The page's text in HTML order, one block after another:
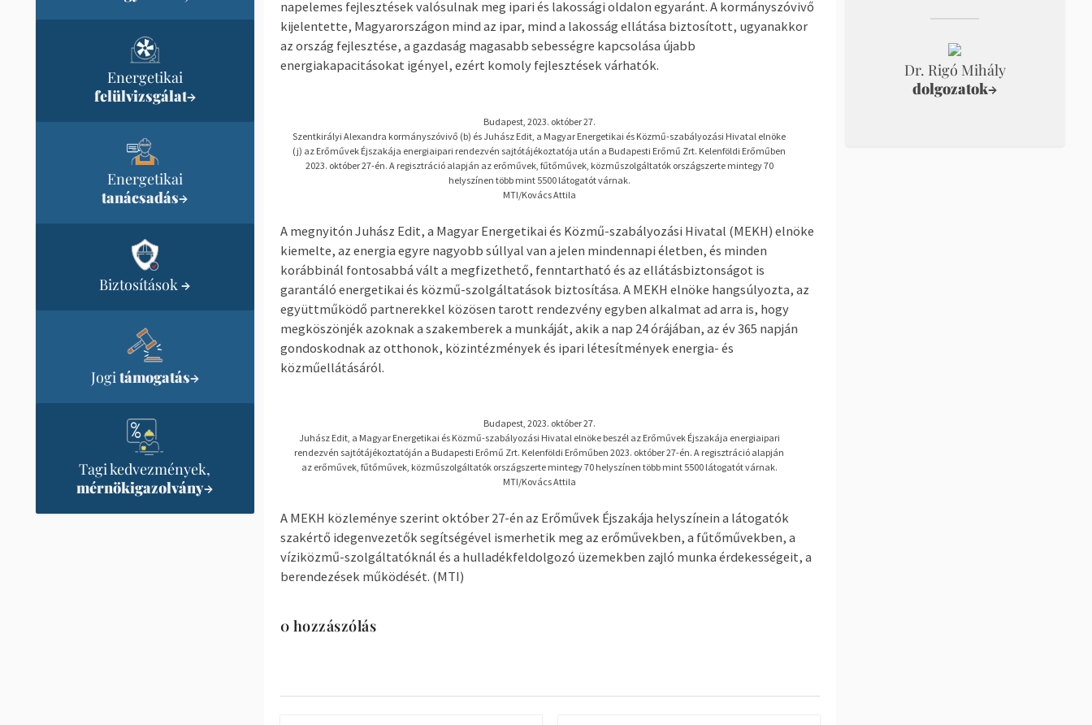
Energetikai
felülvizsgálat→
Energetikai
tanácsadás→
Biztosítások→
Jogi támogatás→
Tagi kedvezmények,
mérnökigazolvány→
napelemes fejlesztések valósulnak meg ipari és lakossági oldalon egyaránt. A kormányszóvivő
kijelentette, Magyarországon mind az ipar, mind a lakosság ellátása biztosított, ugyanakkor
az ország fejlesztése, a gazdaság magasabb sebességre kapcsolása újabb
energiakapacitásokat igényel, ezért komoly fejlesztések várhatók.
Budapest, 2023. október 27.
Szentkirályi Alexandra kormányszóvivő (b) és Juhász Edit, a Magyar Energetikai és Közmű-szabályozási Hivatal elnöke
(j) az Erőművek Éjszakája energiaipari rendezvén sajtótájékoztatója után a Budapesti Erőmű Zrt. Kelenföldi Erőműben
2023. október 27-én. A regisztráció alapján az erőművek, fűtőművek, közműszolgáltatók országszerte mintegy 70
helyszínen több mint 5500 látogatót várnak.
MTI/Kovács Attila
A megnyitón Juhász Edit, a Magyar Energetikai és Közmű-szabályozási Hivatal (MEKH) elnöke
kiemelte, az energia egyre nagyobb súllyal van a jelen mindennapi életben, és minden
korábbinál fontosabbá vált a megfizethető, fenntartható és az ellátásbiztonságot is
garantáló energetikai és közmű-szolgáltatások biztosítása. A MEKH elnöke hangsúlyozta, az
együttműködő partnerekkel közösen tarott rendezvény egyben alkalmat ad arra is, hogy
megköszönjék azoknak a szakemberek a munkáját, akik a nap 24 órájában, az év 365 napján
gondoskodnak az otthonok, közintézmények és ipari létesítmények energia- és
közműellátásáról.
Budapest, 2023. október 27.
Juhász Edit, a Magyar Energetikai és Közmű-szabályozási Hivatal elnöke beszél az Erőművek Éjszakája energiaipari
rendezvén sajtótájékoztatóján a Budapesti Erőmű Zrt. Kelenföldi Erőműben 2023. október 27-én. A regisztráció alapján
az erőművek, fűtőművek, közműszolgáltatók országszerte mintegy 70 helyszínen több mint 5500 látogatót várnak.
MTI/Kovács Attila
A MEKH közleménye szerint október 27-én az Erőművek Éjszakája helyszínein a látogatók
szakértő idegenvezetők segítségével ismerhetik meg az erőművekben, a fűtőművekben, a
víziközmű-szolgáltatóknál és a hulladékfeldolgozó üzemekben zajló munka érdekességeit, a
berendezések működését. (MTI)
0 hozzászólás
Dr. Rigó Mihály
dolgozatok→